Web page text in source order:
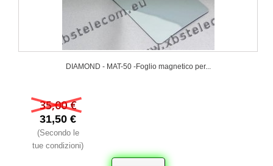
DIAMOND - MAT-50 -Foglio magnetico per...
35,00 €
31,50 €
(Secondo le
tue condizioni)